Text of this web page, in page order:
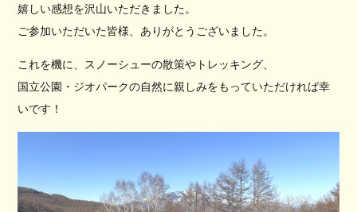
嬉しい感想を沢山いただきました。
ご参加いただいた皆様、ありがとうございました。
これを機に、スノーシューの散策やトレッキング、
国立公園・ジオパークの自然に親しみをもっていただければ幸
いです！